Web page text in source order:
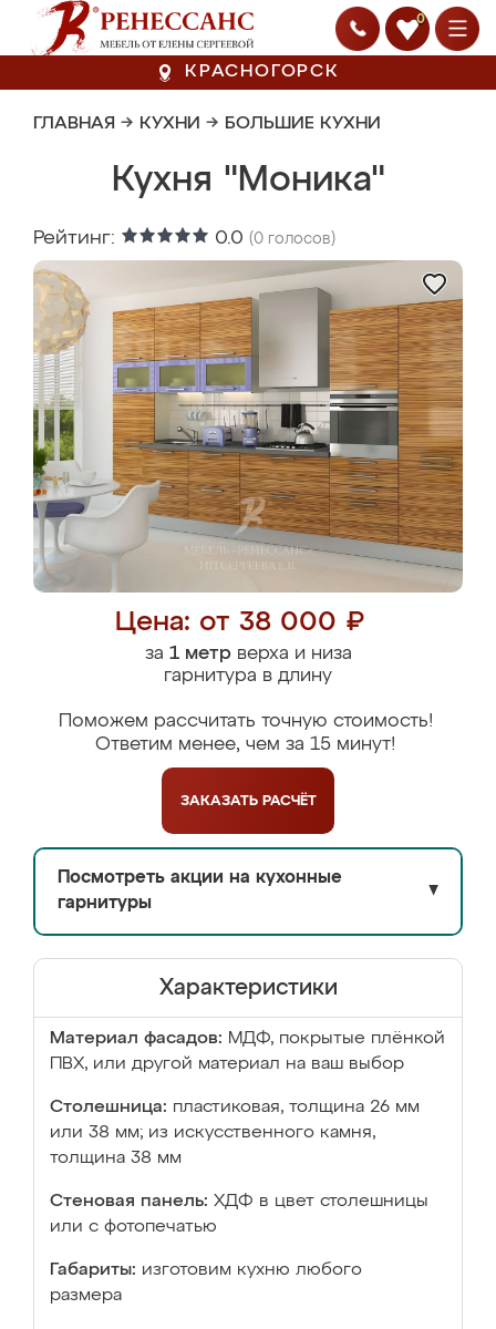
0
КРАСНОГОРСК
ГЛАВНАЯ → КУХНИ → БОЛЬШИЕ КУХНИ
Кухня "Моника"
Рейтинг: 0.0 (0 голосов)
Цена: от 38 000 ₽
за 1 метрверха и низа
гарнитура в длину
Поможем рассчитать точную стоимость!
Ответим менее, чем за 15 минут!
ЗАКАЗАТЬ РАСЧЁТ
Посмотреть акции на кухонные
гарнитуры
▼
Характеристики
Материал фасадов: МДФ, покрытые плёнкой
ПВХ, или другой материал на ваш выбор
Столешница: пластиковая, толщина 26 мм
или 38 мм; из искусственного камня,
толщина 38 мм
Стеновая панель: ХДФ в цвет столешницы
или с фотопечатью
Габариты: изготовим кухню любого
размера